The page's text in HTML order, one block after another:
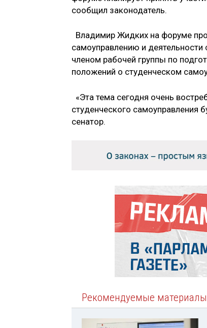
сообщил законодатель.
Владимир Жидких на форуме
самоуправлению и деятельности
членом рабочей группы по
положений о студенческом
«Эта тема сегодня очень
студенческого самоуправления
сенатор.
Рекомендуемые материалы